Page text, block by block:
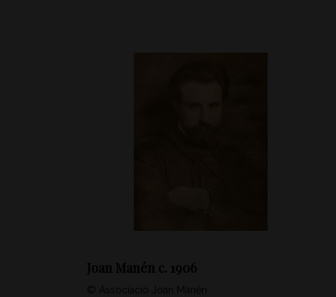
Joan Manén c. 1906
© Associació Joan Manén